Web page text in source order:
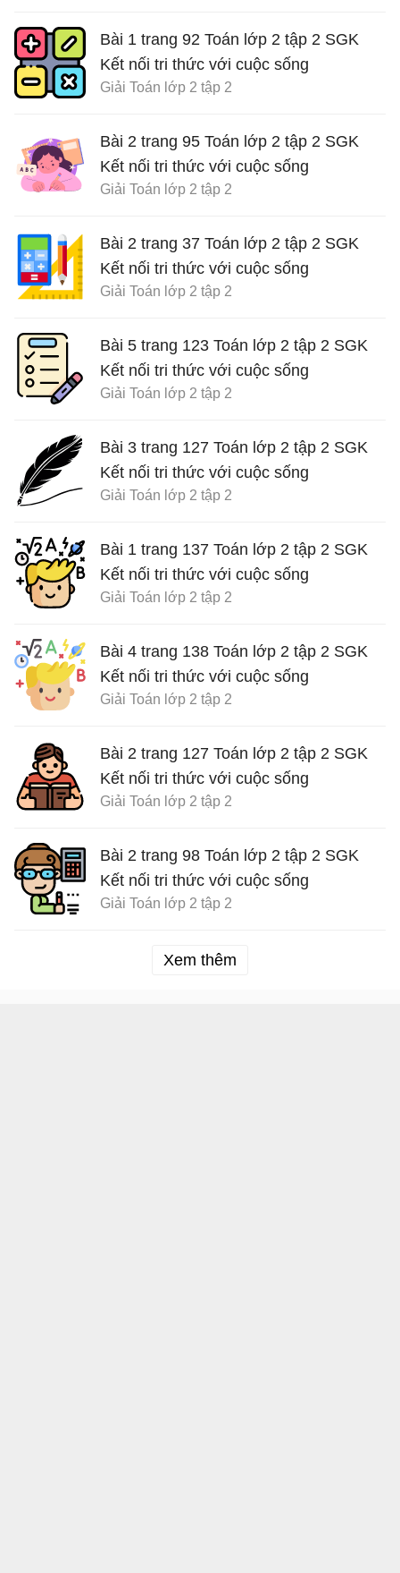
Bài 1 trang 92 Toán lớp 2 tập 2 SGK
Kết nối tri thức với cuộc sống
Giải Toán lớp 2 tập 2
Bài 2 trang 95 Toán lớp 2 tập 2 SGK
Kết nối tri thức với cuộc sống
Giải Toán lớp 2 tập 2
Bài 2 trang 37 Toán lớp 2 tập 2 SGK
Kết nối tri thức với cuộc sống
Giải Toán lớp 2 tập 2
Bài 5 trang 123 Toán lớp 2 tập 2 SGK
Kết nối tri thức với cuộc sống
Giải Toán lớp 2 tập 2
Bài 3 trang 127 Toán lớp 2 tập 2 SGK
Kết nối tri thức với cuộc sống
Giải Toán lớp 2 tập 2
Bài 1 trang 137 Toán lớp 2 tập 2 SGK
Kết nối tri thức với cuộc sống
Giải Toán lớp 2 tập 2
Bài 4 trang 138 Toán lớp 2 tập 2 SGK
Kết nối tri thức với cuộc sống
Giải Toán lớp 2 tập 2
Bài 2 trang 127 Toán lớp 2 tập 2 SGK
Kết nối tri thức với cuộc sống
Giải Toán lớp 2 tập 2
Bài 2 trang 98 Toán lớp 2 tập 2 SGK
Kết nối tri thức với cuộc sống
Giải Toán lớp 2 tập 2
Xem thêm